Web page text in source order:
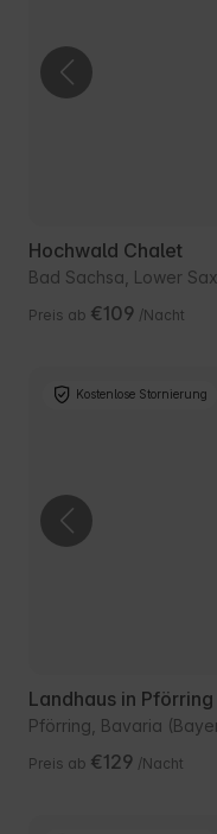
Hochwald Chalet
Bad Sachsa, Lower
Preis ab €109 /Nacht
Kostenlose Stornierung
Landhaus in Pförring
Pförring, Bavaria
Preis ab €129 /Nacht